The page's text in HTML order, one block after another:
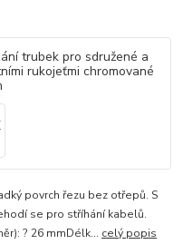
povrch řezu bez otřepů. S
se pro stříhání kabelů.
? 26 mmDélk... celý popis